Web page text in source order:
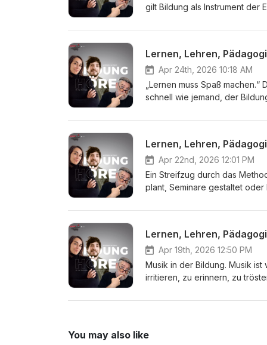
gilt Bildung als Instrument der
bilden und an
Bildungsbegriff für sich
pluralistischer Urteilskraft.
eingesetzt. Sie dient der
Beitrag und hier der
Lernen, Lehren,
Apr 24th, 2026 10:18 AM
„Lernen muss Spaß
schnell wie jemand, der
Lernen nicht demütigen.
noch lange nicht, dass Lernen
besonders schräg.
der Lesebeitrag dazu. Wir
Lernen, Lehren,
Apr 22nd, 2026 12:01 PM
Ein Streifzug durch das
plant, Seminare gestaltet
aus der Psychotherapie
Ressourcenorientierung,
Fragen, Lösungsorientierung,
Begriffe wirken oft wie …
Ihren Besuch auf unserer
Lernen, Lehren,
Apr 19th, 2026 12:50 PM
Musik in der Bildung. Musik
irritieren, zu erinnern, zu
Stimmungen, Erfahrungen,
dienen, um sensible Themen
You may also like